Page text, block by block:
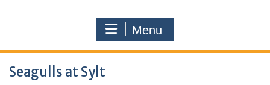
Menu
Seagulls at Sylt